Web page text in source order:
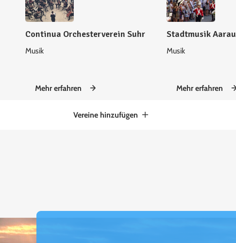
Continua Orchesterverein Suhr
Musik
Mehr erfahren
Stadtmusik Aarau
Musik
Mehr erfahren
Vereine hinzufügen